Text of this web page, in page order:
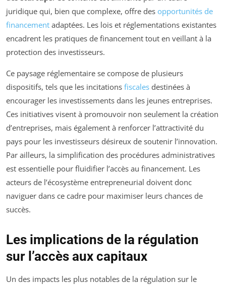
juridique qui, bien que complexe, offre des opportunités de
financement adaptées. Les lois et réglementations existantes
encadrent les pratiques de financement tout en veillant à la
protection des investisseurs.
Ce paysage réglementaire se compose de plusieurs
dispositifs, tels que les incitations fiscales destinées à
encourager les investissements dans les jeunes entreprises.
Ces initiatives visent à promouvoir non seulement la création
d’entreprises, mais également à renforcer l’attractivité du
pays pour les investisseurs désireux de soutenir l’innovation.
Par ailleurs, la simplification des procédures administratives
est essentielle pour fluidifier l’accès au financement. Les
acteurs de l’écosystème entrepreneurial doivent donc
naviguer dans ce cadre pour maximiser leurs chances de
succès.
Les implications de la régulation
sur l’accès aux capitaux
Un des impacts les plus notables de la régulation sur le